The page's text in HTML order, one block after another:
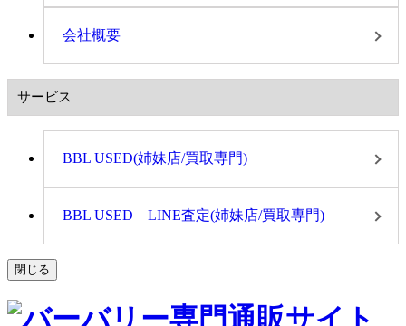
会社概要
サービス
BBL USED(姉妹店/買取専門)
BBL USED LINE査定(姉妹店/買取専門)
閉じる